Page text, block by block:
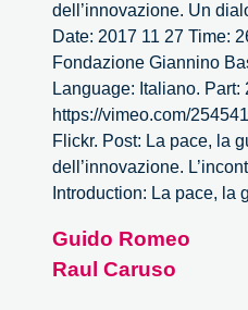
dell’innovazione. Un
Date: 2017 11 27 Time:
Fondazione Giannino
Language: Italiano. Part:
https://vimeo.com/
Flickr. Post: La pace, la
dell’innovazione.
Introduction: La pace, la
Guido Romeo
Raul Caruso